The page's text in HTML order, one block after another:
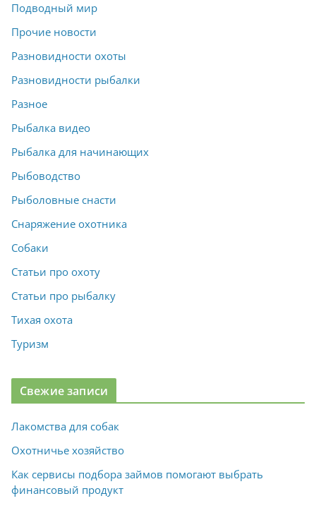
Подводный мир
Прочие новости
Разновидности охоты
Разновидности рыбалки
Разное
Рыбалка видео
Рыбалка для начинающих
Рыбоводство
Рыболовные снасти
Снаряжение охотника
Собаки
Статьи про охоту
Статьи про рыбалку
Тихая охота
Туризм
Свежие записи
Лакомства для собак
Охотничье хозяйство
Как сервисы подбора займов помогают выбрать
финансовый продукт